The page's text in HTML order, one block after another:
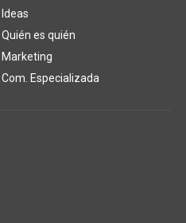
Ideas
Quién es quién
Marketing
Com. Especializada